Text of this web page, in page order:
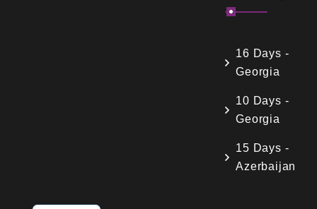
16 Days -
Georgia
10 Days -
Georgia
15 Days -
Azerbaijan